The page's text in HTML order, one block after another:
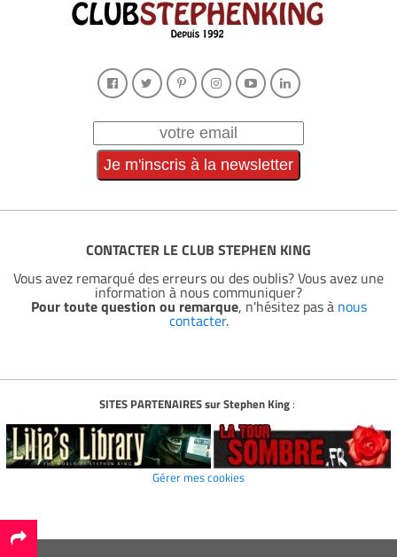
CONTACTER LE CLUB STEPHEN KING
Vous avez remarqué des erreurs ou des oublis? Vous avez une
information à nous communiquer?
Pour toute question ou remarque, n'hésitez pas à nous
contacter.
SITES PARTENAIRES sur Stephen King:
Gérer mes cookies